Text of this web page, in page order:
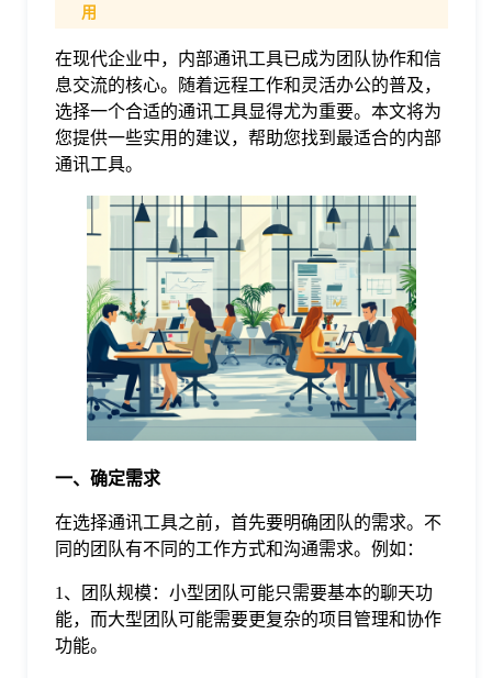
格
用
在现代企业中，内部通讯工具已成为团队协作和信
息交流的核心。随着远程工作和灵活办公的普及，
选择一个合适的通讯工具显得尤为重要。本文将为
您提供一些实用的建议，帮助您找到最适合的内部
通讯工具。
一、确定需求
在选择通讯工具之前，首先要明确团队的需求。不
同的团队有不同的工作方式和沟通需求。例如：
1、团队规模：小型团队可能只需要基本的聊天功
能，而大型团队可能需要更复杂的项目管理和协作
功能。